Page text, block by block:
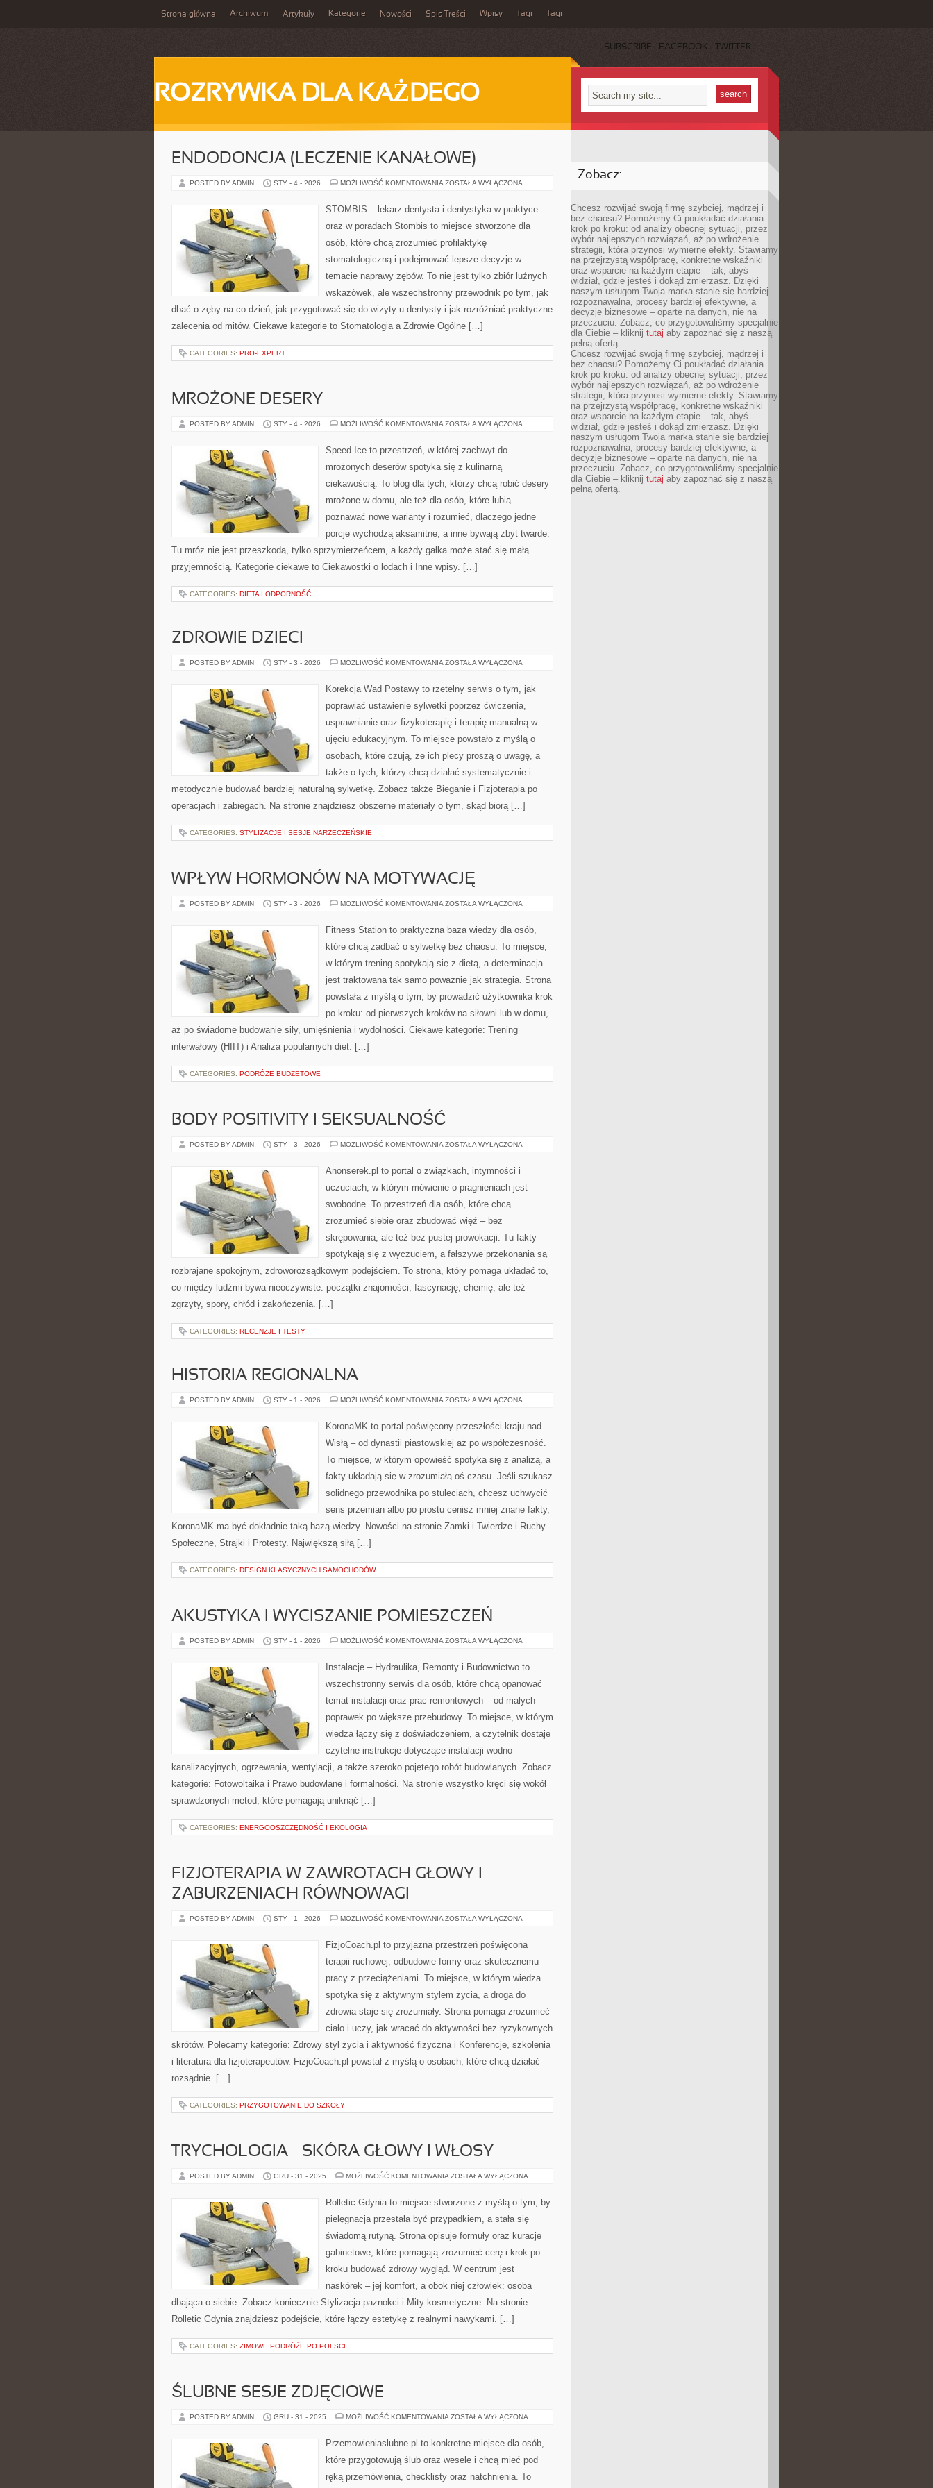
Strona główna Archiwum Artykuły Kategorie Nowości Spis Treści Wpisy Tagi Tagi
SUBSCRIBE FACEBOOK TWITTER
ROZRYWKA DLA KAŻDEGO
ENDODONCJA (LECZENIE KANAŁOWE)
POSTED BY ADMIN STY - 4 - 2026 MOŻLIWOŚĆ KOMENTOWANIA ENDODONCJA
ZOSTAŁA WYŁĄCZONA
STOMBIS – lekarz dentysta i dentystyka w praktyce
oraz w poradach Stombis to miejsce stworzone dla
osób, które chcą zrozumieć profilaktykę
stomatologiczną i podejmować lepsze decyzje w
temacie naprawy zębów. To nie jest tylko zbiór luźnych
wskazówek, ale wszechstronny przewodnik po tym, jak
dbać o zęby na co dzień, jak przygotować się do wizyty u dentysty i jak rozróżniać praktyczne
zalecenia od mitów. Ciekawe kategorie to Stomatologia a Zdrowie Ogólne […]
CATEGORIES: PRO-EXPERT
MROŻONE DESERY
POSTED BY ADMIN STY - 4 - 2026 MOŻLIWOŚĆ KOMENTOWANIA MROŻONE
ZOSTAŁA WYŁĄCZONA
Speed-Ice to przestrzeń, w której zachwyt do
mrożonych deserów spotyka się z kulinarną
ciekawością. To blog dla tych, którzy chcą robić desery
mrożone w domu, ale też dla osób, które lubią
poznawać nowe warianty i rozumieć, dlaczego jedne
porcje wychodzą aksamitne, a inne bywają zbyt twarde.
Tu mróz nie jest przeszkodą, tylko sprzymierzeńcem, a każdy gałka może stać się małą
przyjemnością. Kategorie ciekawe to Ciekawostki o lodach i Inne wpisy. […]
CATEGORIES: DIETA I ODPORNOŚĆ
ZDROWIE DZIECI
POSTED BY ADMIN STY - 3 - 2026 MOŻLIWOŚĆ KOMENTOWANIA ZDROWIE
ZOSTAŁA WYŁĄCZONA
Korekcja Wad Postawy to rzetelny serwis o tym, jak
poprawiać ustawienie sylwetki poprzez ćwiczenia,
usprawnianie oraz fizykoterapię i terapię manualną w
ujęciu edukacyjnym. To miejsce powstało z myślą o
osobach, które czują, że ich plecy proszą o uwagę, a
także o tych, którzy chcą działać systematycznie i
metodycznie budować bardziej naturalną sylwetkę. Zobacz także Bieganie i Fizjoterapia po
operacjach i zabiegach. Na stronie znajdziesz obszerne materiały o tym, skąd biorą […]
CATEGORIES: STYLIZACJE I SESJE NARZECZEŃSKIE
WPŁYW HORMONÓW NA MOTYWACJĘ
POSTED BY ADMIN STY - 3 - 2026 MOŻLIWOŚĆ KOMENTOWANIA WPŁYW
MOTYWACJĘ
ZOSTAŁA WYŁĄCZONA
Fitness Station to praktyczna baza wiedzy dla osób,
które chcą zadbać o sylwetkę bez chaosu. To miejsce,
w którym trening spotykają się z dietą, a determinacja
jest traktowana tak samo poważnie jak strategia. Strona
powstała z myślą o tym, by prowadzić użytkownika krok
po kroku: od pierwszych kroków na siłowni lub w domu,
aż po świadome budowanie siły, umięśnienia i wydolności. Ciekawe kategorie: Trening
interwałowy (HIIT) i Analiza popularnych diet. […]
CATEGORIES: PODRÓŻE BUDŻETOWE
BODY POSITIVITY I SEKSUALNOŚĆ
POSTED BY ADMIN STY - 3 - 2026 MOŻLIWOŚĆ KOMENTOWANIA BODY
SEKSUALNOŚĆ
ZOSTAŁA WYŁĄCZONA
Anonserek.pl to portal o związkach, intymności i
uczuciach, w którym mówienie o pragnieniach jest
swobodne. To przestrzeń dla osób, które chcą
zrozumieć siebie oraz zbudować więź – bez
skrępowania, ale też bez pustej prowokacji. Tu fakty
spotykają się z wyczuciem, a fałszywe przekonania są
rozbrajane spokojnym, zdroworozsądkowym podejściem. To strona, który pomaga układać to,
co między ludźmi bywa nieoczywiste: początki znajomości, fascynację, chemię, ale też
zgrzyty, spory, chłód i zakończenia. […]
CATEGORIES: RECENZJE I TESTY
HISTORIA REGIONALNA
POSTED BY ADMIN STY - 1 - 2026 MOŻLIWOŚĆ KOMENTOWANIA HISTORIA
ZOSTAŁA WYŁĄCZONA
KoronaMK to portal poświęcony przeszłości kraju nad
Wisłą – od dynastii piastowskiej aż po współczesność.
To miejsce, w którym opowieść spotyka się z analizą, a
fakty układają się w zrozumiałą oś czasu. Jeśli szukasz
solidnego przewodnika po stuleciach, chcesz uchwycić
sens przemian albo po prostu cenisz mniej znane fakty,
KoronaMK ma być dokładnie taką bazą wiedzy. Nowości na stronie Zamki i Twierdze i Ruchy
Społeczne, Strajki i Protesty. Największą siłą […]
CATEGORIES: DESIGN KLASYCZNYCH SAMOCHODÓW
AKUSTYKA I WYCISZANIE POMIESZCZEŃ
POSTED BY ADMIN STY - 1 - 2026 MOŻLIWOŚĆ KOMENTOWANIA AKUSTYKA
POMIESZCZEŃ
ZOSTAŁA WYŁĄCZONA
Instalacje – Hydraulika, Remonty i Budownictwo to
wszechstronny serwis dla osób, które chcą opanować
temat instalacji oraz prac remontowych – od małych
poprawek po większe przebudowy. To miejsce, w którym
wiedza łączy się z doświadczeniem, a czytelnik dostaje
czytelne instrukcje dotyczące instalacji wodno-
kanalizacyjnych, ogrzewania, wentylacji, a także szeroko pojętego robót budowlanych. Zobacz
kategorie: Fotowoltaika i Prawo budowlane i formalności. Na stronie wszystko kręci się wokół
sprawdzonych metod, które pomagają uniknąć […]
CATEGORIES: ENERGOOSZCZĘDNOŚĆ I EKOLOGIA
FIZJOTERAPIA W ZAWROTACH GŁOWY I
ZABURZENIACH RÓWNOWAGI
POSTED BY ADMIN STY - 1 - 2026 MOŻLIWOŚĆ KOMENTOWANIA FIZJOTERAPIA
GŁOWY
I
RÓWNOWAGI
ZOSTAŁA WYŁĄCZONA
FizjoCoach.pl to przyjazna przestrzeń poświęcona
terapii ruchowej, odbudowie formy oraz skutecznemu
pracy z przeciążeniami. To miejsce, w którym wiedza
spotyka się z aktywnym stylem życia, a droga do
zdrowia staje się zrozumiały. Strona pomaga zrozumieć
ciało i uczy, jak wracać do aktywności bez ryzykownych
skrótów. Polecamy kategorie: Zdrowy styl życia i aktywność fizyczna i Konferencje, szkolenia
i literatura dla fizjoterapeutów. FizjoCoach.pl powstał z myślą o osobach, które chcą działać
rozsądnie. […]
CATEGORIES: PRZYGOTOWANIE DO SZKOŁY
TRYCHOLOGIA – SKÓRA GŁOWY I WŁOSY
POSTED BY ADMIN GRU - 31 - 2025 MOŻLIWOŚĆ KOMENTOWANIA TRYCHOLOGIA
I
ZOSTAŁA WYŁĄCZONA
Rolletic Gdynia to miejsce stworzone z myślą o tym, by
pielęgnacja przestała być przypadkiem, a stała się
świadomą rutyną. Strona opisuje formuły oraz kuracje
gabinetowe, które pomagają zrozumieć cerę i krok po
kroku budować zdrowy wygląd. W centrum jest
naskórek – jej komfort, a obok niej człowiek: osoba
dbająca o siebie. Zobacz koniecznie Stylizacja paznokci i Mity kosmetyczne. Na stronie
Rolletic Gdynia znajdziesz podejście, które łączy estetykę z realnymi nawykami. […]
CATEGORIES: ZIMOWE PODRÓŻE PO POLSCE
ŚLUBNE SESJE ZDJĘCIOWE
POSTED BY ADMIN GRU - 31 - 2025 MOŻLIWOŚĆ KOMENTOWANIA ŚLUBNE
ZOSTAŁA WYŁĄCZONA
Przemowieniaslubne.pl to konkretne miejsce dla osób,
które przygotowują ślub oraz wesele i chcą mieć pod
ręką przemówienia, checklisty oraz natchnienia. To
Zobacz:
Chcesz rozwijać swoją firmę szybciej, mądrzej i
bez chaosu? Pomożemy Ci poukładać działania
krok po kroku: od analizy obecnej sytuacji, przez
wybór najlepszych rozwiązań, aż po wdrożenie
strategii, która przynosi wymierne efekty. Stawiamy
na przejrzystą współpracę, konkretne wskaźniki
oraz wsparcie na każdym etapie – tak, abyś
widział, gdzie jesteś i dokąd zmierzasz. Dzięki
naszym usługom Twoja marka stanie się bardziej
rozpoznawalna, procesy bardziej efektywne, a
decyzje biznesowe – oparte na danych, nie na
przeczuciu. Zobacz, co przygotowaliśmy specjalnie
dla Ciebie – kliknij tutaj aby zapoznać się z naszą
pełną ofertą.
Chcesz rozwijać swoją firmę szybciej, mądrzej i
bez chaosu? Pomożemy Ci poukładać działania
krok po kroku: od analizy obecnej sytuacji, przez
wybór najlepszych rozwiązań, aż po wdrożenie
strategii, która przynosi wymierne efekty. Stawiamy
na przejrzystą współpracę, konkretne wskaźniki
oraz wsparcie na każdym etapie – tak, abyś
widział, gdzie jesteś i dokąd zmierzasz. Dzięki
naszym usługom Twoja marka stanie się bardziej
rozpoznawalna, procesy bardziej efektywne, a
decyzje biznesowe – oparte na danych, nie na
przeczuciu. Zobacz, co przygotowaliśmy specjalnie
dla Ciebie – kliknij tutaj aby zapoznać się z naszą
pełną ofertą.